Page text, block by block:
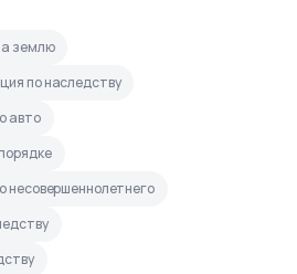
землю
по наследству
авто
несовершеннолетнего